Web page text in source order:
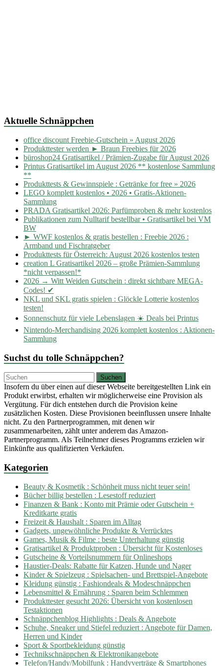
Aktuelle Schnäppchen
office discount Freebie-Gutschein » August 2026
Produkttester werden ► Braun Freebies für 2026
büroshop24 Gratisartikel / Prämien-Zugabe für August 2026
Printus Gratisartikel im August 2026 ** kostenlose Sammlung
**
Produkttests & Gewinnspiele : Getränke for free » 2026
LEGO komplett kostenlos • 2026 • Gratis-Aktionen-
Sammlung
PRADA Gratisartikel 2026: Parfümproben & mehr kostenlos
Publikationen zum Nulltarif bestellbar • Gratisartikel bei VM
BW
► WWF kostenlos & gratis bestellen : Freebie 2026 :
Armband und Fischratgeber
Produkttests für Österreich: August 2026 kostenlos testen
creation L Gratisartikel 2026 – große Prämien-Sammlung
*nicht verpassen!*
2026 → Witt Weiden Gutschein : direkt sichtbare MEGA-
Codes! ✔
NKL und SKL gratis spielen : Glöckle Lotterie kostenlos
testen!
Sonnenschutz für viele Lebenslagen ☀️ Deals bei Printus
Nintendo-Merchandising 2026 komplett kostenlos : Aktionen-
Sammlung
Suchst du tolle Schnäppchen?
Insofern du über einen auf dieser Webseite bereitgestellten Link ein
Produkt erwirbst, erhalten wir möglicherweise eine Provision als
Vergütung. Für dich entstehen durch die Provision keine
zusätzlichen Kosten. Diese Provisionen beeinflussen unsere Inhalte
nicht. Zu den Partnerprogrammen, mit denen wir
zusammenarbeiten, zählt unter anderem das Amazon-
Partnerprogramm. Als Teilnehmer dieses Programms erzielen wir
Einkünfte aus qualifizierten Verkäufen.
Kategorien
Beauty & Kosmetik : Schönheit muss nicht teuer sein!
Bücher billig bestellen : Lesestoff reduziert
Finanzen & Bank : Konto mit Prämie oder Gutschein +
Kreditkarte gratis
Freizeit & Haushalt : Sparen im Alltag
Gadgets, ungewöhnliche Produkte & Verrücktes
Games, Musik & Filme : beste Unterhaltung günstig
Gratisartikel & Produktproben : Übersicht für Kostenloses
Gutscheine & Vorteilsnummern für Onlineshops
Haustier-Deals: Rabatte für Katzen, Hunde und Nager
Kinder & Spielzeug : Spielsachen- und Brettspiel-Angebote
Kleidung günstig : Fashiondeals & Modeschnäppchen
Lebensmittel & Ernährung : Sparen beim Schlemmen
Produkttester gesucht 2026: Übersicht von kostenlosen
Testaktionen
Schnäppchenblog Highlights : Deals & Angebote
Schuhe, Sneaker und Stiefel reduziert : Angebote für Damen,
Herren und Kinder
Sport & Sportbekleidung günstig
Technikschnäppchen & Elektronikangebote
Telefon/Handy/Mobilfunk : Handyverträge & Smartphones